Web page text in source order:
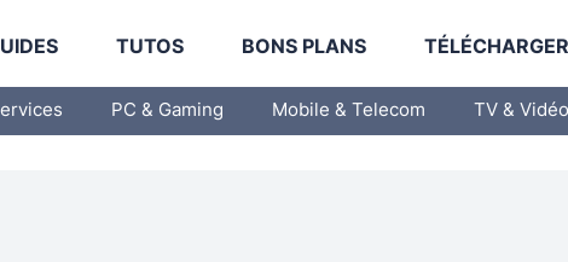
TUTOS BONS PLANS
PC & Gaming Mobile & Telecom TV & Vidéo